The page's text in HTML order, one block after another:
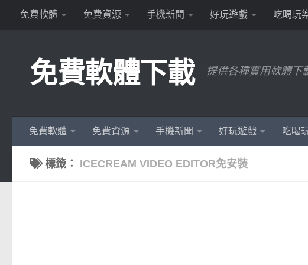
Skip to content
免費軟體 免費資源 手機新聞 好玩遊戲 吃喝玩
免費軟體下載 提供各種實用軟體下
免費軟體 免費資源 手機新聞 好玩遊戲 吃喝
標籤： ICECREAM VIDEO EDITOR免安裝